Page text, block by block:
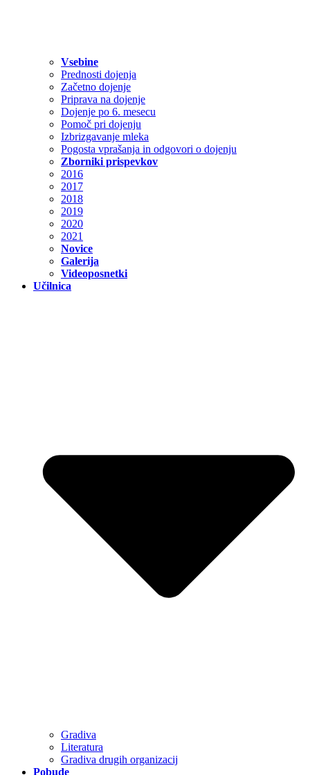
Vsebine
Prednosti dojenja
Začetno dojenje
Priprava na dojenje
Dojenje po 6. mesecu
Pomoč pri dojenju
Izbrizgavanje mleka
Pogosta vprašanja in odgovori o dojenju
Zborniki prispevkov
2016
2017
2018
2019
2020
2021
Novice
Galerija
Videoposnetki
Učilnica
Gradiva
Literatura
Gradiva drugih organizacij
Pobude